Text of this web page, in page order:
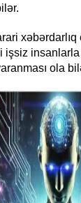
xəbərdarlıq
işsiz insanlarla
ola